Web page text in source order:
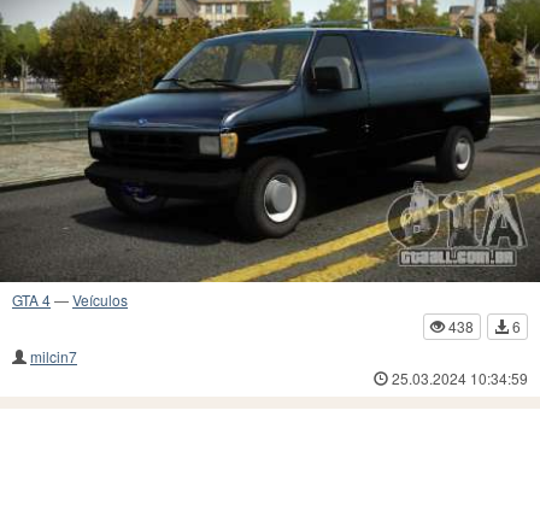
GTA 4—Veículos
438
6
milcin7
25.03.2024 10:34:59